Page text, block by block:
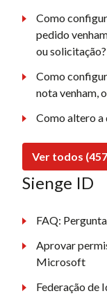
Como
pedido
ou solicitação?
Como
nota venham,
Como altero a
Ver todos
Sienge ID
FAQ:
Aprovar
Microsoft
Federação de